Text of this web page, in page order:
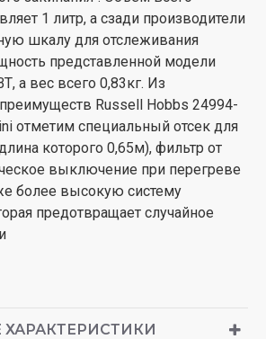
1 литр, а сзади производители
шкалу для отслеживания
представленной модели
а вес всего 0,83кг. Из
Russell Hobbs 24994-
отметим специальный отсек для
которого 0,65м), фильтр от
выключение при перегреве
более высокую систему
предотвращает случайное